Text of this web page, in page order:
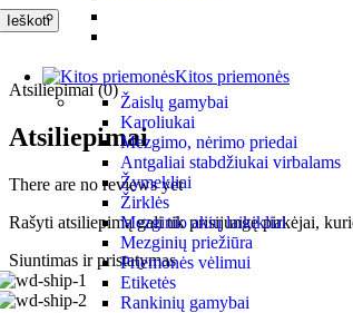
Ieškoti
Kitos priemonės
Žaislų gamybai
Karoliukai
Mezgimo, nėrimo priedai
Antgaliai stabdžiukai virbalams
Žymekliai
Žirklės
Mezginio akių laikikliai
Mezginių priežiūra
Priemonės vėlimui
Etiketės
Rankinių gamybai
Atsiliepimai (0)
Atsiliepimai
There are no reviews yet
Rašyti atsiliepimą gali tik prisijungę pirkėjai,
Siuntimas ir pristatymas